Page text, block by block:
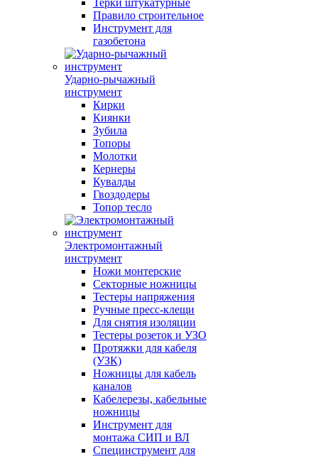
Терки штукатурные
Правило строительное
Инструмент для
газобетона
Ударно-рычажный
инструмент
Кирки
Киянки
Зубила
Топоры
Молотки
Кернеры
Кувалды
Гвоздодеры
Топор тесло
Электромонтажный
инструмент
Ножи монтерские
Секторные ножницы
Тестеры напряжения
Ручные пресс-клещи
Для снятия изоляции
Тестеры розеток и УЗО
Протяжки для кабеля
(УЗК)
Ножницы для кабель
каналов
Кабелерезы, кабельные
ножницы
Инструмент для
монтажа СИП и ВЛ
Специнструмент для